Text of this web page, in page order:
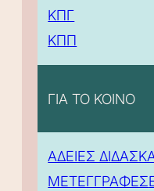
ΚΠΓ
ΚΠΠ
ΓΙΑ ΤΟ ΚΟΙΝΟ
ΑΔΕΙΕΣ
ΜΕΤΕΓΓΡΑΦΕΣ